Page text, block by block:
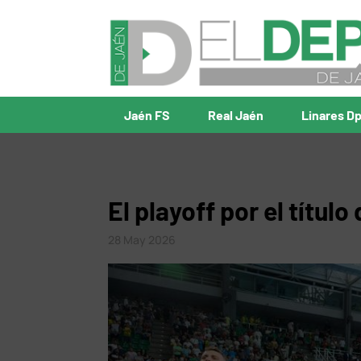
Jaén FS Real Jaén Linares
El playoff por el título